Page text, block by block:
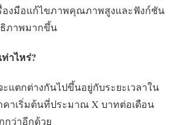
รื่องมือแก้ไขภาพคุณภาพสูงและฟังก์ชัน
ภาพมากขึ้น
ท่าไหร่?
ะแตกต่างกันไปขึ้นอยู่กับระยะเวลาใน
าเริ่มต้นที่ประมาณ X บาทต่อเดือน
กว่าอีกด้วย